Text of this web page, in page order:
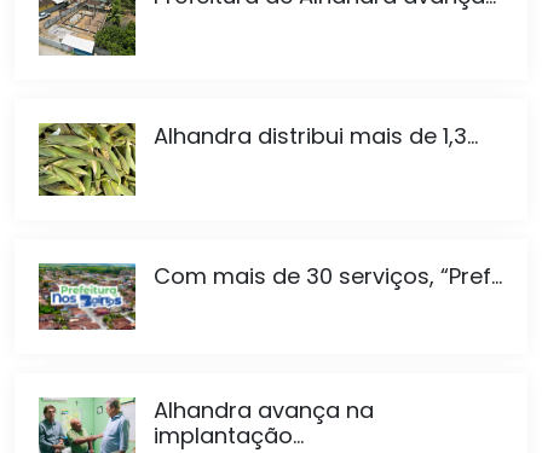
Alhandra distribui mais de 1,3...
Com mais de 30 serviços, “Pref...
Alhandra avança na
implantação...